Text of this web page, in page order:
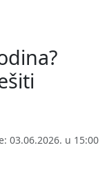
03.06.2026. u 15:00